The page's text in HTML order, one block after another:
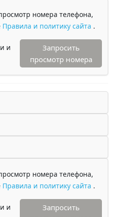
номера телефона,
Правила и политику сайта .
и
Запросить
просмотр номера
номера телефона,
Правила и политику сайта .
и
Запросить